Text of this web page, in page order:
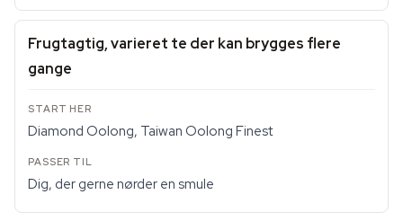
Frugtagtig, varieret te der kan brygges flere
gange
Diamond Oolong, Taiwan Oolong Finest
Dig, der gerne nørder en smule